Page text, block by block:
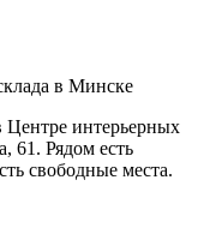
в Минске
интерьерных
61. Рядом есть
свободные места.